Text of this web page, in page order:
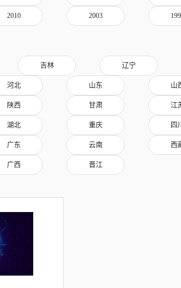
2010 2003
吉林 辽宁
河北 山东 山
陕西 甘肃 江
湖北 重庆 四
广东 云南 西
广西 晋江